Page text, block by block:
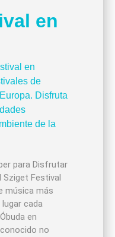
en
para Disfrutar
Sziget Festival
música más
lugar cada
en
no